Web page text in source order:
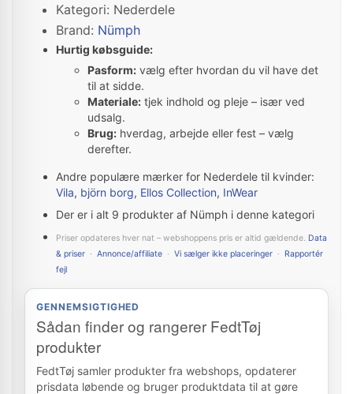
Kategori: Nederdele
Brand: Nümph
Hurtig købsguide:
Pasform: vælg efter hvordan du vil have det
til at sidde.
Materiale: tjek indhold og pleje – især ved
udsalg.
Brug: hverdag, arbejde eller fest – vælg
derefter.
Andre populære mærker for Nederdele til kvinder:
Vila, björn borg, Ellos Collection, InWear
Der er i alt 9 produkter af Nümph i denne kategori
Priser opdateres hver nat – webshoppens pris er altid gældende. Data
& priser · Annonce/affiliate · Vi sælger ikke placeringer · Rapportér
fejl
GENNEMSIGTIGHED
Sådan finder og rangerer FedtTøj
produkter
FedtTøj samler produkter fra webshops, opdaterer
prisdata løbende og bruger produktdata til at gøre